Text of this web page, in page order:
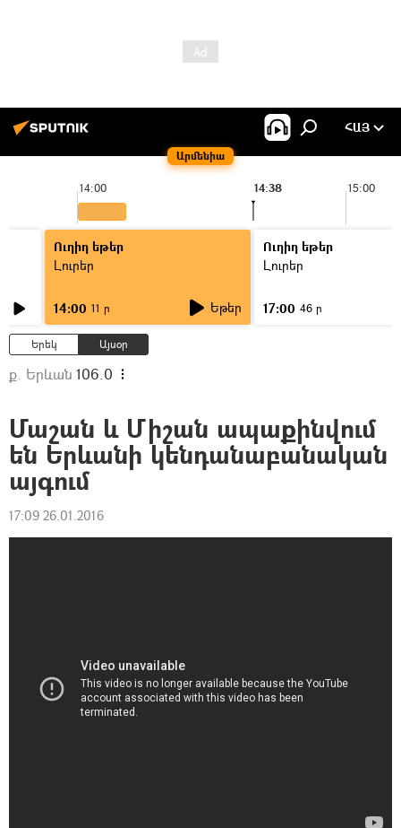
Արմենիա
ՀԱՅ
14:00 15:00
14:38
Ուղիղ եթեր
Լուրեր
14:00 11 ր Եթեր
Ուղիղ եթեր
Լուրեր
17:00 46 ր
Երեկ Այսօր
ք. Երևան 106.0
Մաշան և Միշան ապաքինվում
են Երևանի կենդանաբանական
այգում
17:09 26.01.2016